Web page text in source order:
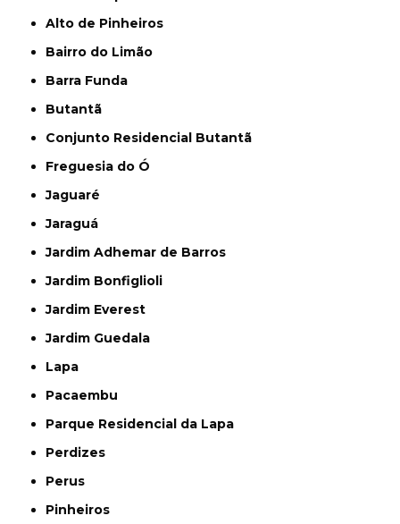
Alto de Pinheiros
Bairro do Limão
Barra Funda
Butantã
Conjunto Residencial Butantã
Freguesia do Ó
Jaguaré
Jaraguá
Jardim Adhemar de Barros
Jardim Bonfiglioli
Jardim Everest
Jardim Guedala
Lapa
Pacaembu
Parque Residencial da Lapa
Perdizes
Perus
Pinheiros